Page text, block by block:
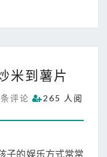
米到薯片
评论
265 人阅
子的娱乐方式常常